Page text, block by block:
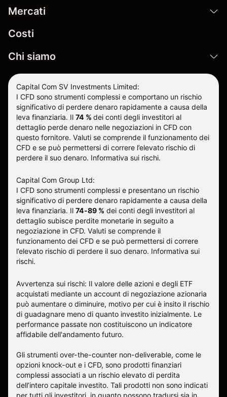
Mercati
Costi
Chi siamo
Capital Com SV Investments Limited:
I CFD sono strumenti complessi e comportano un rischio
significativo di perdere denaro rapidamente a causa della
leva finanziaria. Il 74 % dei conti degli investitori al
dettaglio perde denaro nelle negoziazioni in CFD con
questo fornitore. Valuti se comprende il funzionamento dei
CFD e se può permettersi di correre l’elevato rischio di
perdere il suo denaro. Informativa sui rischi.
Capital Com Group Ltd:
I CFD sono strumenti complessi e presentano un rischio
significativo di perdere denaro rapidamente a causa della
leva finanziaria. Il 74-89 % dei conti degli investitori al
dettaglio subisce perdite monetarie in seguito a
negoziazione in CFD. Valuti se comprende il
funzionamento dei CFD e se può permettersi di correre
l’elevato rischio di perdere il suo denaro. Informativa sui
rischi.
Avvertenza sui rischi: Il valore delle azioni e degli ETF
acquistati mediante un account di negoziazione azionaria
può aumentare o diminuire, motivo per cui è insito il rischio
di guadagnare meno di quanto investito inizialmente. Le
performance passate non costituiscono un indicatore
affidabile dell'andamento futuro.
Gli strumenti over-the-counter non-deliverable, come le
opzioni knock-out e i CFD, sono prodotti finanziari
complessi associati a un rischio elevato di perdita
dell’intero capitale investito. Tali prodotti non sono indicati
per tutti gli investitori, in quanto possono tradursi sia in